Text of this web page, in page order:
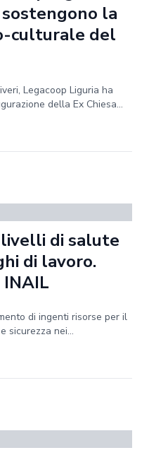
la
culturale del
Legacoop Liguria ha
della Ex Chiesa...
di salute
di lavoro.
INAIL
di ingenti risorse per il
sicurezza nei...